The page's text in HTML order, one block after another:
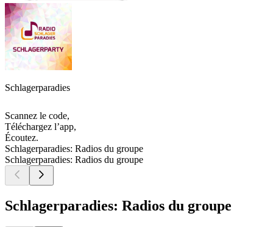
Schlagerparadies
Scannez le code,
Téléchargez l’app,
Écoutez.
Schlagerparadies: Radios du groupe
Schlagerparadies: Radios du groupe
Schlagerparadies: Radios du groupe